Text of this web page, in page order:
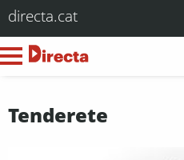
directa.cat
Tenderete